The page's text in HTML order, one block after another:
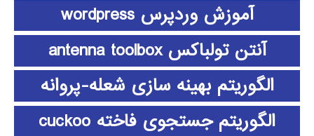
آموزش وردپرس wordpress
آنتن تولباکس antenna toolbox
الگوریتم بهینه سازی شعله-پروانه
الگوریتم جستجوی فاخته cuckoo